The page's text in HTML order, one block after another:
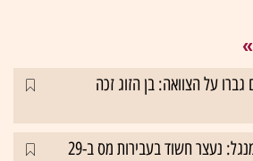
גברו על הצוואה: בן הזוג זכה
הבן שרף את הראיות במנגל: נעצר חשוד בעבירות מס ב-29